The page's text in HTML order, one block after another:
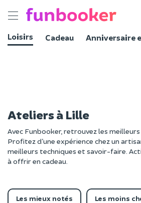
Toggle
Loisirs
Cadeau Anniversaire
Ateliers à Lille
Avec Funbooker, retrouvez les meilleurs
Profitez d’une expérience chez un
meilleurs techniques et savoir-faire.
à offrir en cadeau.
Les mieux notés Les moins